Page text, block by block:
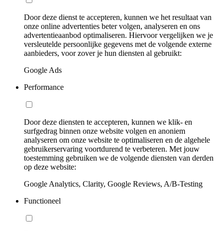
Door deze dienst te accepteren, kunnen we het resultaat van
onze online advertenties beter volgen, analyseren en ons
advertentieaanbod optimaliseren. Hiervoor vergelijken we je
versleutelde persoonlijke gegevens met de volgende externe
aanbieders, voor zover je hun diensten al gebruikt:
Google Ads
Performance
Door deze diensten te accepteren, kunnen we klik- en
surfgedrag binnen onze website volgen en anoniem
analyseren om onze website te optimaliseren en de algehele
gebruikerservaring voortdurend te verbeteren. Met jouw
toestemming gebruiken we de volgende diensten van derden
op deze website:
Google Analytics, Clarity, Google Reviews, A/B-Testing
Functioneel